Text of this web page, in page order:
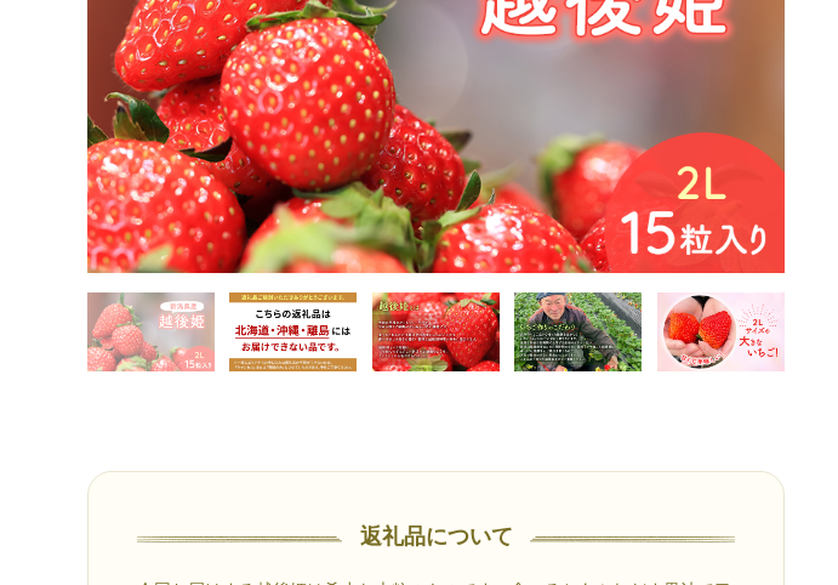
返礼品について